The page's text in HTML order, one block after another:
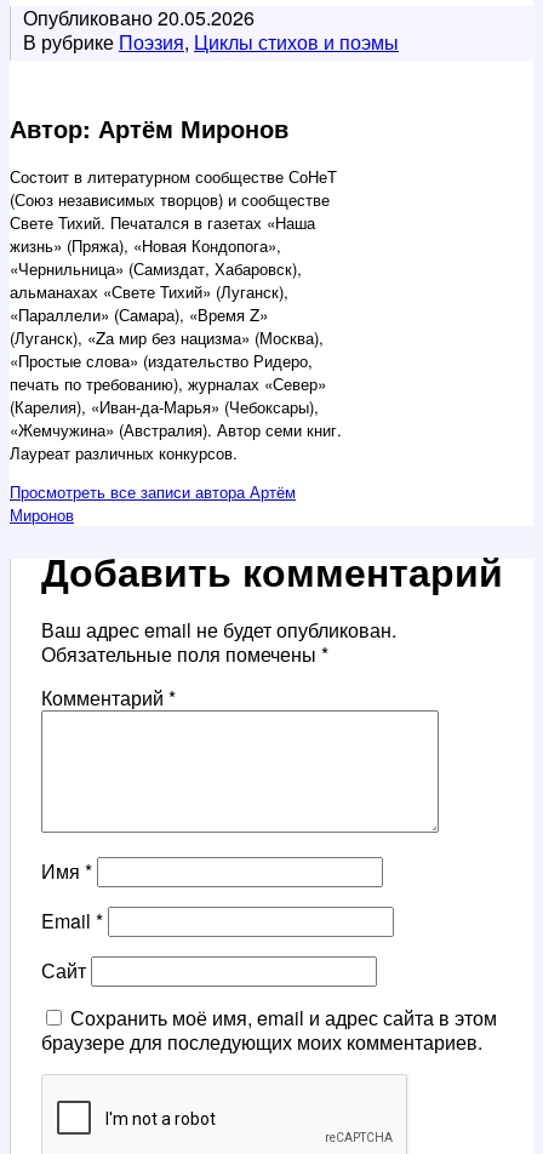
Опубликовано20.05.2026
В рубрике Поэзия, Циклы стихов и поэмы
Автор: Артём Миронов
Состоит в литературном сообществе СоНеТ
(Союз независимых творцов) и сообществе
Свете Тихий. Печатался в газетах «Наша
жизнь» (Пряжа), «Новая Кондопога»,
«Чернильница» (Самиздат, Хабаровск),
альманахах «Свете Тихий» (Луганск),
«Параллели» (Самара), «Время Z»
(Луганск), «Zа мир без нацизма» (Москва),
«Простые слова» (издательство Ридеро,
печать по требованию), журналах «Север»
(Карелия), «Иван-да-Марья» (Чебоксары),
«Жемчужина» (Австралия). Автор семи книг.
Лауреат различных конкурсов.
Просмотреть все записи автора Артём
Миронов
Добавить комментарий
Ваш адрес email не будет опубликован.
Обязательные поля помечены *
Комментарий *
Имя *
Email *
Сайт
Сохранить моё имя, email и адрес сайта в этом
браузере для последующих моих комментариев.